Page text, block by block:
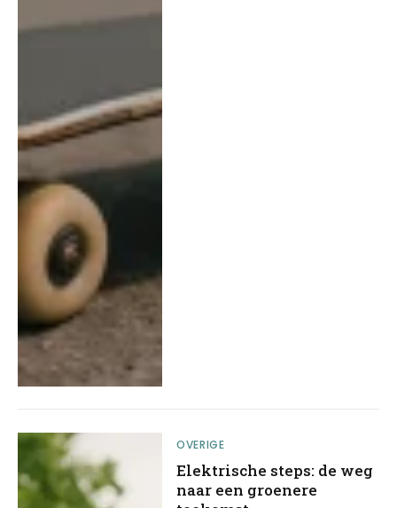
OVERIGE
Elektrische steps: de weg
naar een groenere